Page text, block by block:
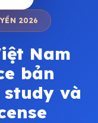
2026
Nam
bản
study và